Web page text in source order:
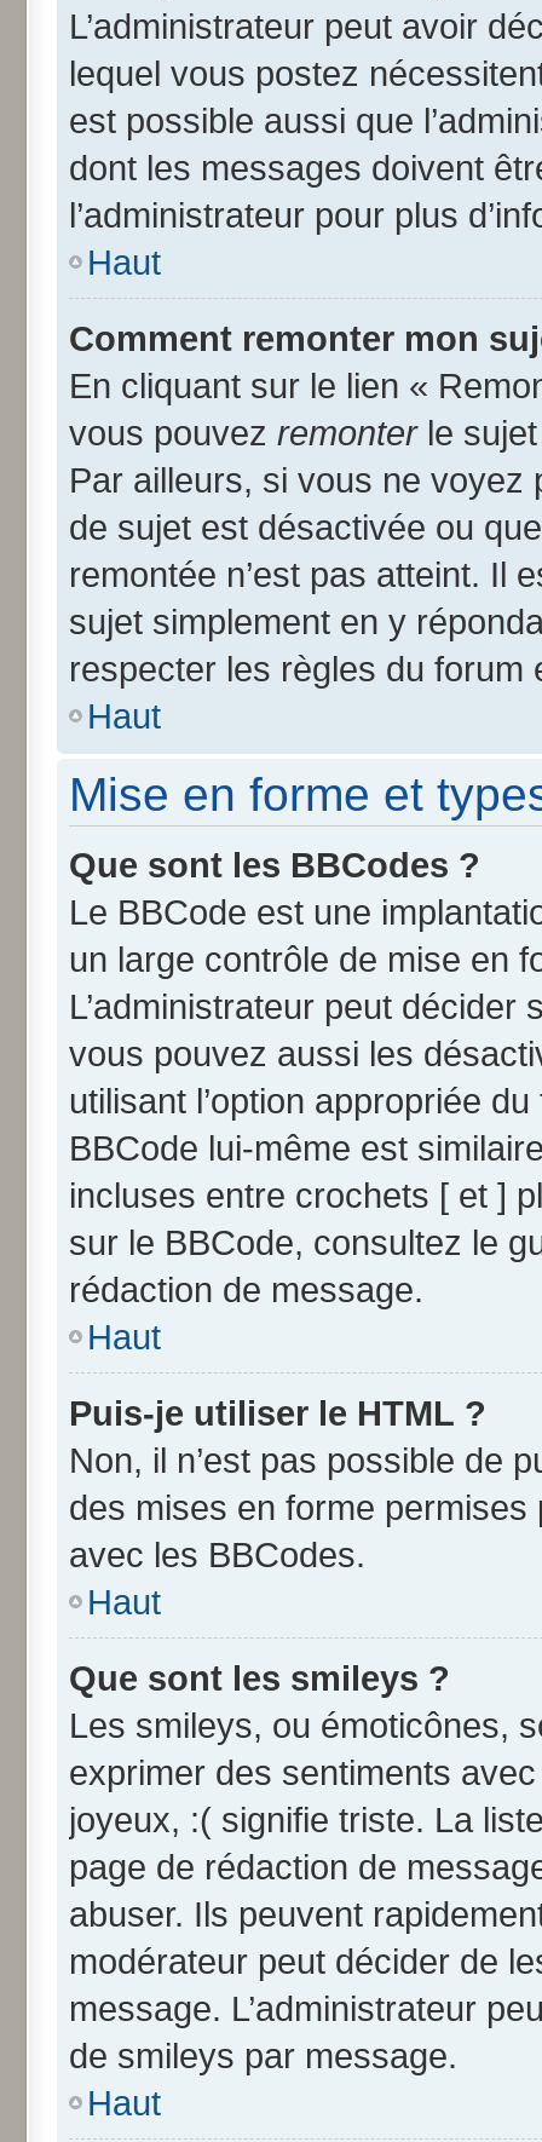
L’administrateur peut avoir
lequel vous postez
est possible aussi que
dont les messages doivent
l’administrateur pour plus
Haut
Comment remonter mon
En cliquant sur le lien «
vous pouvez remonterle sujet
Par ailleurs, si vous ne voyez
de sujet est désactivée ou
remontée n’est pas atteint. Il
sujet simplement en y
respecter les règles du forum
Haut
Mise en forme et
Que sont les BBCodes ?
Le BBCode est une
un large contrôle de mise en
L’administrateur peut
vous pouvez aussi les
utilisant l’option appropriée
BBCode lui-même est
incluses entre crochets [ et ]
sur le BBCode, consultez le
rédaction de message.
Haut
Puis-je utiliser le HTML ?
Non, il n’est pas possible de
des mises en forme
avec les BBCodes.
Haut
Que sont les smileys ?
Les smileys, ou émoticônes,
exprimer des sentiments
joyeux, :( signifie triste. La
page de rédaction de
abuser. Ils peuvent
modérateur peut décider de
message. L’administrateur
de smileys par message.
Haut